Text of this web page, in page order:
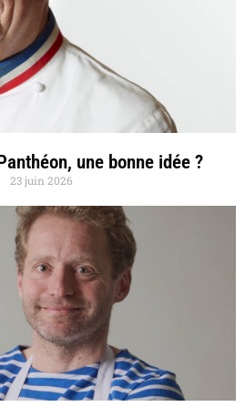
une bonne idée ?
23 juin 2026